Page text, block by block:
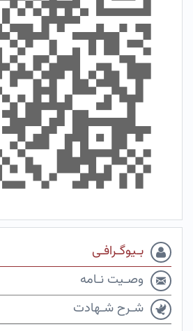
بـیوگـرافـی
وصـیت نـامه
شـرح شـهادت